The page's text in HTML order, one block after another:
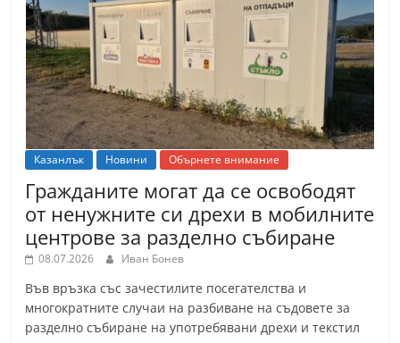
Казанлък Новини Обърнете внимание
Гражданите могат да се освободят
от ненужните си дрехи в мобилните
центрове за разделно събиране
08.07.2026 Иван Бонев
Във връзка със зачестилите посегателства и
многократните случаи на разбиване на съдовете за
разделно събиране на употребявани дрехи и текстил